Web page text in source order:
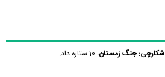
شکارچی: جنگ زمستان، 10 ستاره داد.